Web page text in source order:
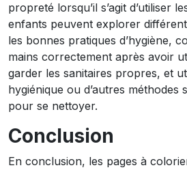
propreté lorsqu’il s’agit d’utiliser
enfants peuvent explorer
les bonnes pratiques d’hygiène,
mains correctement après avoir
garder les sanitaires propres, et
hygiénique ou d’autres méthodes
pour se nettoyer.
Conclusion
En conclusion, les pages à